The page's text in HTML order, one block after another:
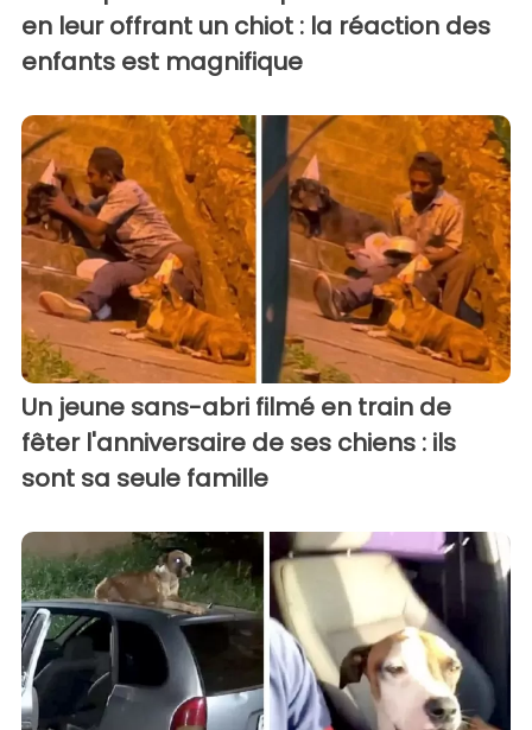
en leur offrant un chiot : la réaction des
enfants est magnifique
Un jeune sans-abri filmé en train de
fêter l'anniversaire de ses chiens : ils
sont sa seule famille